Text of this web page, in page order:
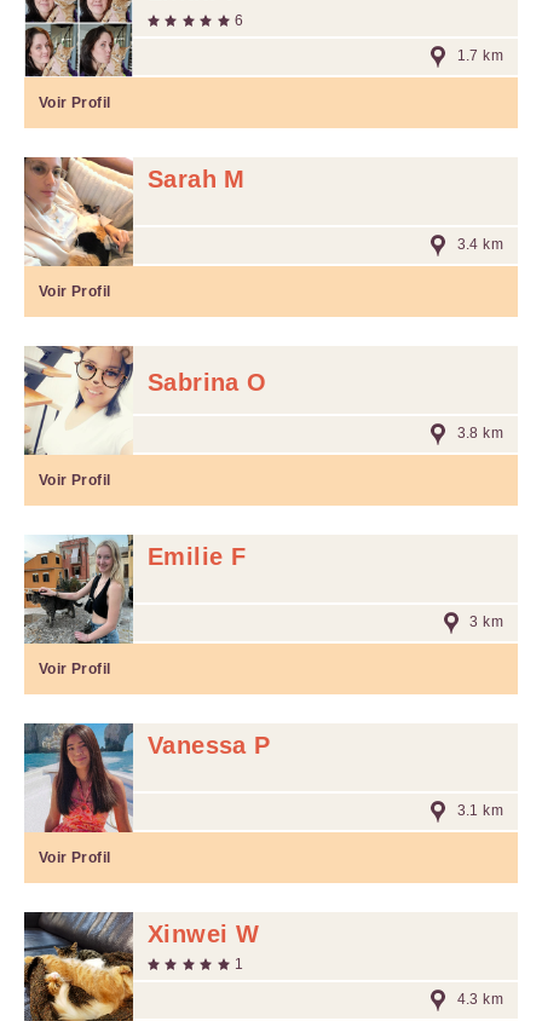
6
1.7 km
Voir Profil
Sarah M
3.4 km
Voir Profil
Sabrina O
3.8 km
Voir Profil
Emilie F
3 km
Voir Profil
Vanessa P
3.1 km
Voir Profil
Xinwei W
1
4.3 km